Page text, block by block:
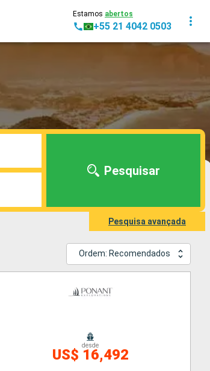
Estamos abertos
+55 21 4042 0503
Pesquisar
Pesquisa avançada
Ordem: Recomendados
desde
US$ 16,492